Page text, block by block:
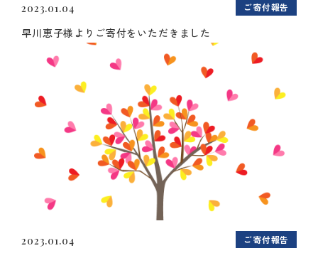
2023.01.04 ご寄付報告
早川恵子様よりご寄付をいただきました
2023.01.04 ご寄付報告